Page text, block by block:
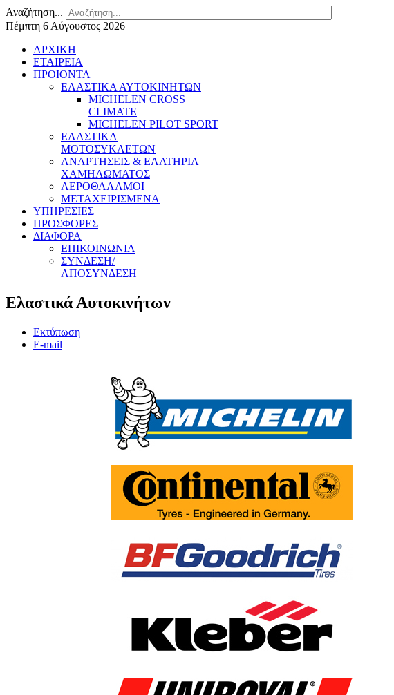
Αναζήτηση...
Πέμπτη 6 Αύγουστος 2026
ΑΡΧΙΚΗ
ΕΤΑΙΡΕΙΑ
ΠΡΟΙΟΝΤΑ
ΕΛΑΣΤΙΚΑ ΑΥΤΟΚΙΝΗΤΩΝ
MICHELEN CROSS
CLIMATE
MICHELEN PILOT SPORT
ΕΛΑΣΤΙΚΑ
ΜΟΤΟΣΥΚΛΕΤΩΝ
ΑΝΑΡΤΗΣΕΙΣ & ΕΛΑΤΗΡΙΑ
ΧΑΜΗΛΩΜΑΤΟΣ
ΑΕΡΟΘΑΛΑΜΟΙ
ΜΕΤΑΧΕΙΡΙΣΜΕΝΑ
ΥΠΗΡΕΣΙΕΣ
ΠΡΟΣΦΟΡΕΣ
ΔΙΑΦΟΡΑ
ΕΠΙΚΟΙΝΩΝΙΑ
ΣΥΝΔΕΣΗ/
ΑΠΟΣΥΝΔΕΣΗ
Ελαστικά Αυτοκινήτων
Εκτύπωση
E-mail